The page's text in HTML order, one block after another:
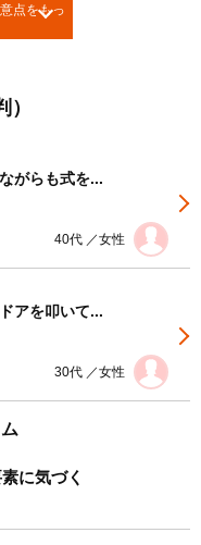
点をもっ
がらも式を...
40代 ／女性
アを叩いて...
30代 ／女性
に気づく